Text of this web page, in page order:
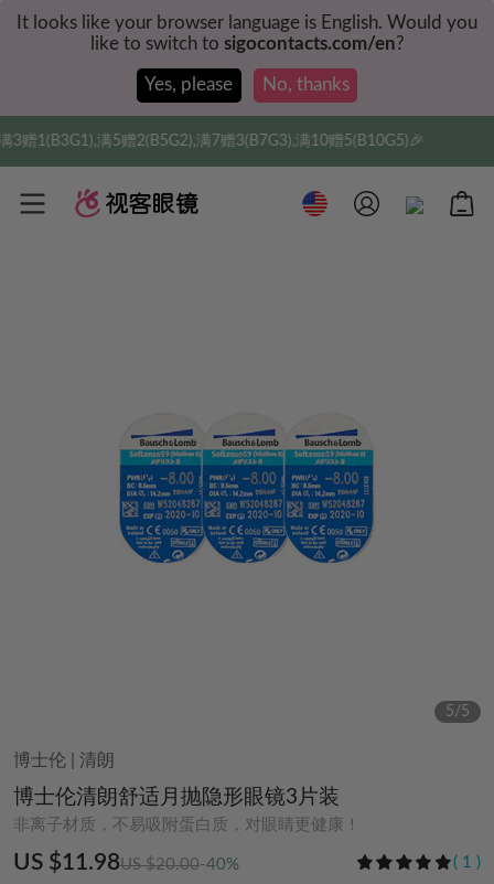
It looks like your browser language is English. Would you
like to switch to sigocontacts.com/en?
Yes, please No, thanks
1(B3G1),满5赠2(B5G2),满7赠3(B7G3),满10赠5(B10G5)🎉
5/5
博士伦 清朗
博士伦清朗舒适月抛隐形眼镜3片装
非离子材质，不易吸附蛋白质，对眼睛更健康！
US $11.98US $20.00-40% ( 1 )